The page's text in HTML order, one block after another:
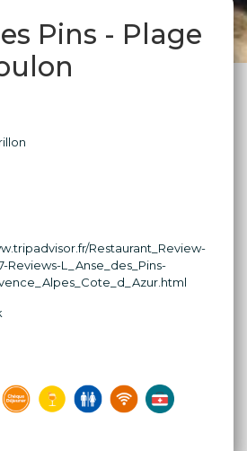
Pins - Plage
Restaurant_Review-
Reviews-L_Anse_des_Pins-